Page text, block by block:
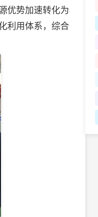
优势加速转化为
利用体系，综合